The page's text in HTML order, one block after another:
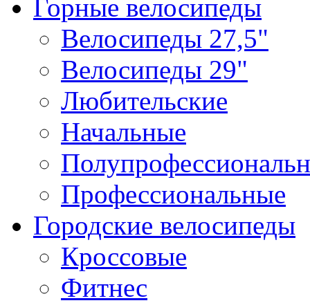
Горные велосипеды
Велосипеды 27,5"
Велосипеды 29"
Любительские
Начальные
Профессиональные
Городские велосипеды
Кроссовые
Фитнес